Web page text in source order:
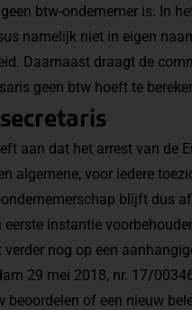
btw-ondernemer is. In
namelijk niet in eigen
Daarnaast draagt de
geen btw hoeft te
aan dat het arrest van de
algemene, voor iedere
blijft dus
instantie
nog op een
29 mei 2018, nr. 17/
beoordelen of een nieuw